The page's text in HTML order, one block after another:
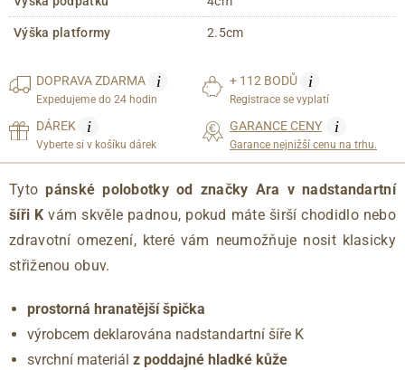
Výška platformy 2.5cm
DOPRAVAZDARMA i
Expedujeme do 24 hodin
+ 112 BODŮ i
Registrace se vyplatí
DÁREK i
Vyberte si v košíku dárek
GARANCE CENY i
Garance nejnižší cenu na trhu.
Tytopánské polobotky od značky Ara v nadstandartní
šíři K vám skvěle padnou, pokud máte širší chodidlo nebo
zdravotní omezení, které vám neumožňuje nosit klasicky
střiženou obuv.
prostorná hranatější špička
výrobcem deklarována nadstandartní šíře K
svrchní materiál z poddajné hladké kůže